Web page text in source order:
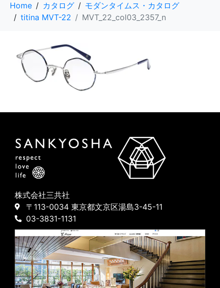
Home カタログ
モダンタイムス・カタログ
titina MVT-22
MVT_22_col03_2357_n
株式会社三共社
〒113-0034 東京都文京区湯島3-45-11
03-3831-1131